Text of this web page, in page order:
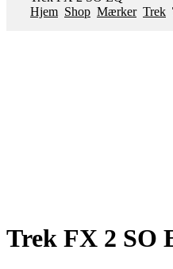
Hjem Shop Mærker Trek
Trek FX 2 SO